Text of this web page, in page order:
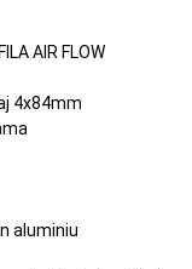
AIR FLOW
4x84mm
aluminiu